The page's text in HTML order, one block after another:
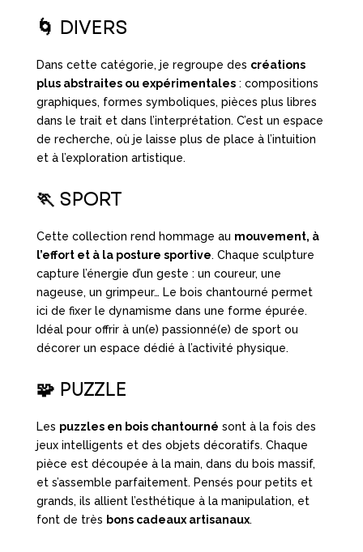
🌀 DIVERS
Dans cette catégorie, je regroupe des créations
plus abstraites ou expérimentales: compositions
graphiques, formes symboliques, pièces plus libres
dans le trait et dans l’interprétation. C’est un espace
de recherche, où je laisse plus de place à l’intuition
et à l’exploration artistique.
🏃 SPORT
Cette collection rend hommage au mouvement, à
l’effort et à la posture sportive. Chaque sculpture
capture l’énergie d’un geste : un coureur, une
nageuse, un grimpeur… Le bois chantourné permet
ici de fixer le dynamisme dans une forme épurée.
Idéal pour offrir à un(e) passionné(e) de sport ou
décorer un espace dédié à l’activité physique.
🧩 PUZZLE
Les puzzles en bois chantourné sont à la fois des
jeux intelligents et des objets décoratifs. Chaque
pièce est découpée à la main, dans du bois massif,
et s’assemble parfaitement. Pensés pour petits et
grands, ils allient l’esthétique à la manipulation, et
font de très bons cadeaux artisanaux.